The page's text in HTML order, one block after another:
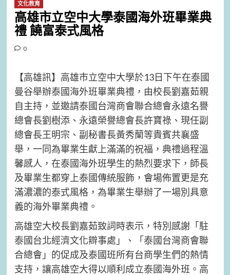
文化教育
高雄市立空中大學泰國海外班畢業典
禮 饒富泰式風格
0
【高雄訊】高雄市立空中大學於13日下午在泰國
曼谷舉辦泰國海外班畢業典禮，由校長劉嘉茹親
自主持，並邀請泰國台灣商會聯合總會永遠名譽
總會長劉樹添、永遠榮譽總會長許寶祿、現任副
總會長王明宗、副秘書長黃秀蘭等貴賓共襄盛
舉，一同為畢業生獻上滿滿的祝福，典禮過程溫
馨感人，在泰國海外班學生的熱烈要求下，師長
及畢業生都穿上泰國傳統服飾，會場佈置更是充
滿濃濃的泰式風格，為畢業生舉辦了一場別具意
義的海外畢業典禮。
高雄空大校長劉嘉茹致詞時表示，特別感謝「駐
泰國台北經濟文化辧事處」、「泰國台灣商會聯
合總會」的促成及泰國班所有台商學生們的熱情
支持，讓高雄空大得以順利成立泰國海外班。高